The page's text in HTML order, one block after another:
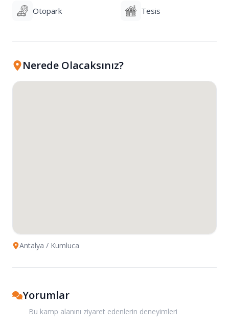
Otopark Tesis
Nerede Olacaksınız?
Antalya / Kumluca
Yorumlar
Bu kamp alanını ziyaret edenlerin deneyimleri